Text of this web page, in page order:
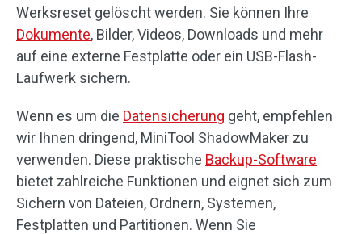
Werksreset gelöscht werden. Sie können Ihre
Dokumente, Bilder, Videos, Downloads und mehr
auf eine externe Festplatte oder ein USB-Flash-
Laufwerk sichern.
Wenn es um die Datensicherung geht, empfehlen
wir Ihnen dringend, MiniTool ShadowMaker zu
verwenden. Diese praktische Backup-Software
bietet zahlreiche Funktionen und eignet sich zum
Sichern von Dateien, Ordnern, Systemen,
Festplatten und Partitionen. Wenn Sie